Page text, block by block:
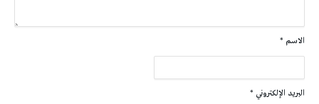
الاسم *
البريد الإلكتروني *